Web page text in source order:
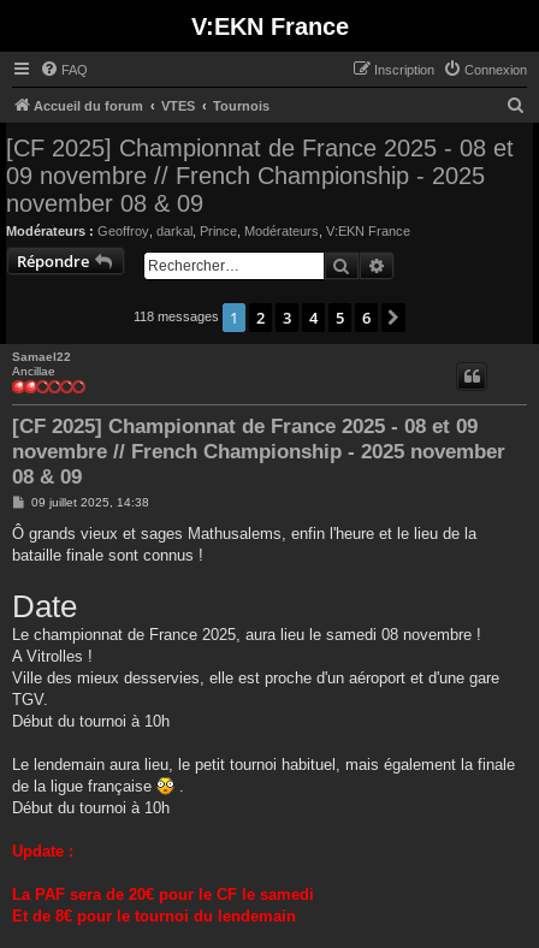
V:EKN France
FAQ Connexion
Inscription
Accueil du forum VTES Tournois
[CF 2025] Championnat de France 2025 - 08 et
09 novembre // French Championship - 2025
november 08 & 09
Modérateurs : Geoffroy darkal Prince Modérateurs V:EKN France
Répondre Rechercher
118 messages 1 2 3 4 5 6
Samael22
Ancillae
[CF 2025] Championnat de France 2025 - 08 et 09
novembre // French Championship - 2025 november
08 & 09
M
s
s
a
09 juillet 2025, 14:38
Ô grands vieux et sages Mathusalems, enfin l'heure et le lieu de la
bataille finale sont connus !
Date
Le championnat de France 2025, aura lieu le samedi 08 novembre !
A Vitrolles !
Ville des mieux desservies, elle est proche d'un aéroport et d'une gare
TGV.
Début du tournoi à 10h
Le lendemain aura lieu, le petit tournoi habituel, mais également la finale
de la ligue française
Début du tournoi à 10h
Update :
La PAF sera de 20€ pour le CF le samedi
Et de 8€ pour le tournoi du lendemain